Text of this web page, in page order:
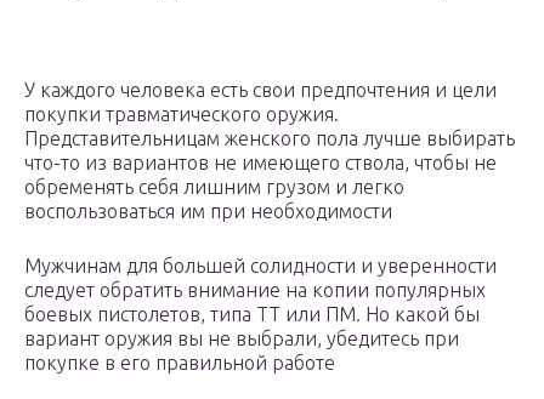
У каждого человека есть свои предпочтения и цели
покупки травматического оружия.
Представительницам женского пола лучше выбирать
что-то из вариантов не имеющего ствола, чтобы не
обременять себя лишним грузом и легко
воспользоваться им при необходимости
Мужчинам для большей солидности и уверенности
следует обратить внимание на копии популярных
боевых пистолетов, типа ТТ или ПМ. Но какой бы
вариант оружия вы не выбрали, убедитесь при
покупке в его правильной работе